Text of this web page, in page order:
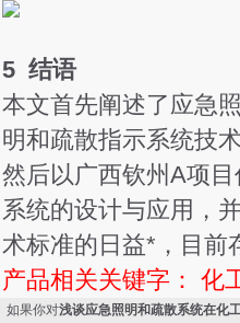
5 结语
本文首先阐述了应急
明和疏散指示系统技
然后以广西钦州A项
系统的设计与应用，
术标准的日益*，目前
产品相关关键字： 化
如果你对浅谈应急照明和疏散系统在化